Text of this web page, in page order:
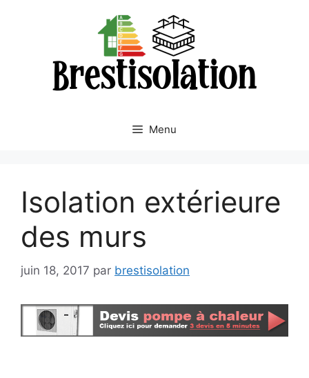
Menu
Isolation extérieure
des murs
juin 18, 2017 par brestisolation